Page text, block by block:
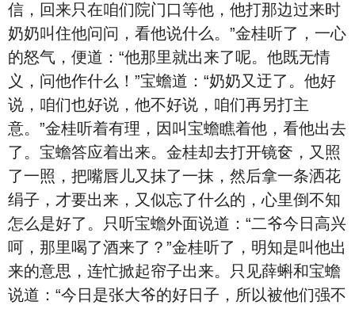
信，回来只在咱们院门口等他，他打那边过来时
奶奶叫住他问问，看他说什么。”金桂听了，一心
的怒气，便道：“他那里就出来了呢。他既无情
义，问他作什么！”宝蟾道：“奶奶又迂了。他好
说，咱们也好说，他不好说，咱们再另打主
意。”金桂听着有理，因叫宝蟾瞧着他，看他出去
了。宝蟾答应着出来。金桂却去打开镜奁，又照
了一照，把嘴唇儿又抹了一抹，然后拿一条洒花
绢子，才要出来，又似忘了什么的，心里倒不知
怎么是好了。只听宝蟾外面说道：“二爷今日高兴
呵，那里喝了酒来了？”金桂听了，明知是叫他出
来的意思，连忙掀起帘子出来。只见薛蝌和宝蟾
说道：“今日是张大爷的好日子，所以被他们强不